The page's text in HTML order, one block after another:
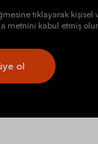
tıklayarak kişisel
metnini kabul etmiş
ol